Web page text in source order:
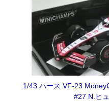
1/43 ハース VF-23
#27 N.ヒ